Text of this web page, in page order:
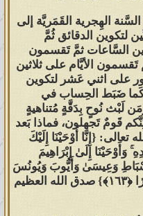
الهِجرية القَمَريَّة إلى
لتكوين الدقائق ثُمَّ
السَّاعات ثمَّ تَقسمون
الأيَّام ثم تَقسمون الأيَّام على ثلاثين
على اثني عَشر لتكوين
كَما ضَبَط الحِساب في
لَبْث نُوحٍ بِدَقَّةٍ مُتناهيةٍ
قَومٌ تَجهلون، فماذا بَعد
تعالى: {إِنَّا أَوْحَيْنَا إِلَيْكَ
وَأَوْحَيْنَا إِلَىٰ إِبْرَاهِيمَ
وَعِيسَىٰ وَأَيُّوبَ وَيُونُسَ
وَهَارُونَ وَسُلَيْمَانَ ۚ وَآتَيْنَا دَاوُودَ زَبُورًا ‎﴿١٦٣﴾‏} صدق الله العظيم